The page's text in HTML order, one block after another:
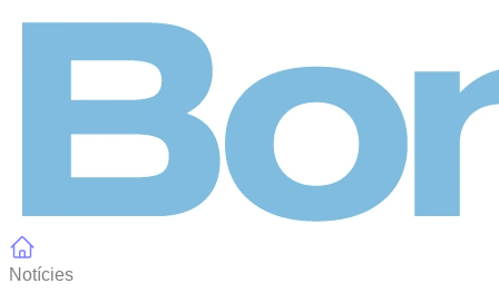
Notícies